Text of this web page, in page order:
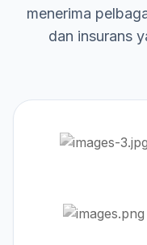
menerima
dan insurans